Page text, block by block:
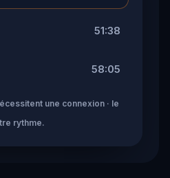
51:38
58:05
une connexion · le
rythme.